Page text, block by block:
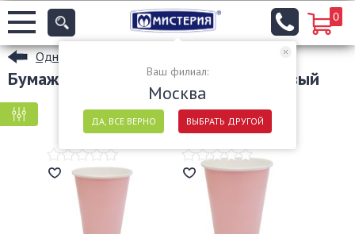
Ваш филиал:
Москва
ДА, ВСЕ ВЕРНО ВЫБРАТЬ ДРУГОЙ
0
Одноразовые стаканы
Бумажные стаканы оптом цвет розовый